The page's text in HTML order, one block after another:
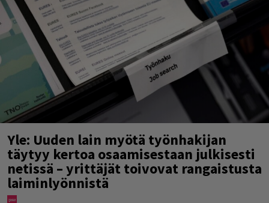
Yle: Uuden lain myötä työnhakijan
täytyy kertoa osaamisestaan julkisesti
netissä – yrittäjät toivovat rangaistusta
laiminlyönnistä